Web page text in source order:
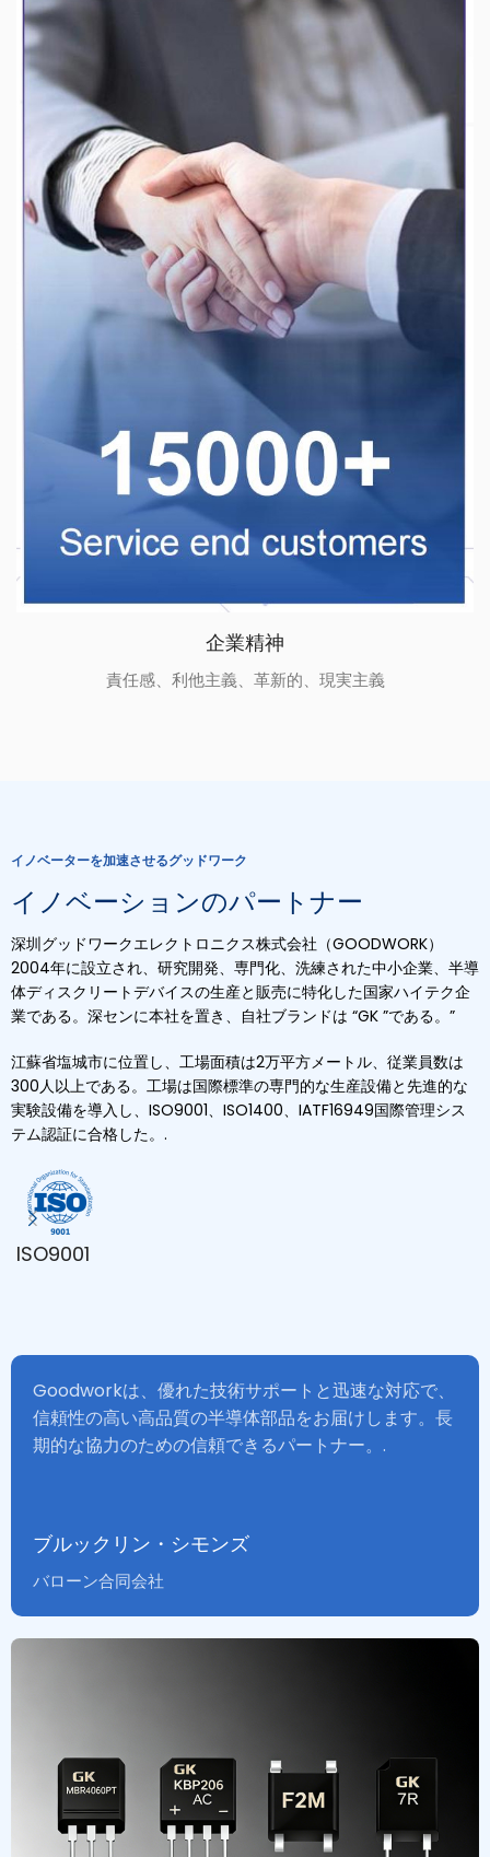
企業精神
責任感、利他主義、革新的、現実主義
イノベーターを加速させるグッドワーク
イノベーションのパートナー
深圳グッドワークエレクトロニクス株式会社（GOODWORK）
2004年に設立され、研究開発、専門化、洗練された中小企業、半導
体ディスクリートデバイスの生産と販売に特化した国家ハイテク企
業である。深センに本社を置き、自社ブランドは “GK ”である。”
江蘇省塩城市に位置し、工場面積は2万平方メートル、従業員数は
300人以上である。工場は国際標準の専門的な生産設備と先進的な
実験設備を導入し、ISO9001、ISO1400、IATF16949国際管理シス
テム認証に合格した。.
ISO9001
Goodworkは、優れた技術サポートと迅速な対応で、
信頼性の高い高品質の半導体部品をお届けします。長
期的な協力のための信頼できるパートナー。.
ブルックリン・シモンズ
バローン合同会社